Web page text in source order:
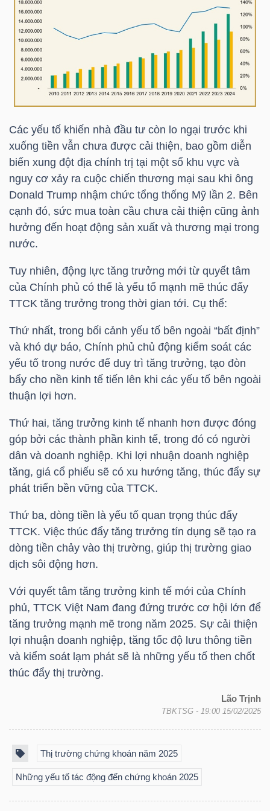
Các yếu tố khiến nhà đầu tư còn lo ngại trước khi
xuống tiền vẫn chưa được cải thiện, bao gồm diễn
biến xung đột địa chính trị tại một số khu vực và
nguy cơ xảy ra cuộc chiến thương mại sau khi ông
Donald Trump nhậm chức tổng thống Mỹ lần 2. Bên
cạnh đó, sức mua toàn cầu chưa cải thiện cũng ảnh
hưởng đến hoạt động sản xuất và thương mại trong
nước.
Tuy nhiên, động lực tăng trưởng mới từ quyết tâm
của Chính phủ có thể là yếu tố mạnh mẽ thúc đẩy
TTCK tăng trưởng trong thời gian tới. Cụ thể:
Thứ nhất, trong bối cảnh yếu tố bên ngoài “bất định”
và khó dự báo, Chính phủ chủ động kiểm soát các
yếu tố trong nước để duy trì tăng trưởng, tạo đòn
bẩy cho nền kinh tế tiến lên khi các yếu tố bên ngoài
thuận lợi hơn.
Thứ hai, tăng trưởng kinh tế nhanh hơn được đóng
góp bởi các thành phần kinh tế, trong đó có người
dân và doanh nghiệp. Khi lợi nhuận doanh nghiệp
tăng, giá cổ phiếu sẽ có xu hướng tăng, thúc đẩy sự
phát triển bền vững của TTCK.
Thứ ba, dòng tiền là yếu tố quan trọng thúc đẩy
TTCK. Việc thúc đẩy tăng trưởng tín dụng sẽ tạo ra
dòng tiền chảy vào thị trường, giúp thị trường giao
dịch sôi động hơn.
Với quyết tâm tăng trưởng kinh tế mới của Chính
phủ, TTCK Việt Nam đang đứng trước cơ hội lớn để
tăng trưởng mạnh mẽ trong năm 2025. Sự cải thiện
lợi nhuận doanh nghiệp, tăng tốc độ lưu thông tiền
và kiểm soát lạm phát sẽ là những yếu tố then chốt
thúc đẩy thị trường.
Lão Trịnh
TBKTSG - 19:00 15/02/2025
Thị trường chứng khoán năm 2025
Những yếu tố tác động đến chứng khoán 2025
YẾU
TIÊU
DÙNG
YẾU
SỨC
TÀI
CHÍNH
CÔNG
NGHỆ
THÔNG
TIN
DỊCH
VỤ
THÔNG
TIỆN
ĐỘNG